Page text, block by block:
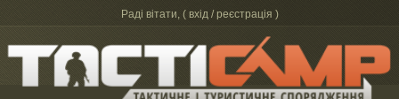
Раді вітати, ( вхід / реєстрація )